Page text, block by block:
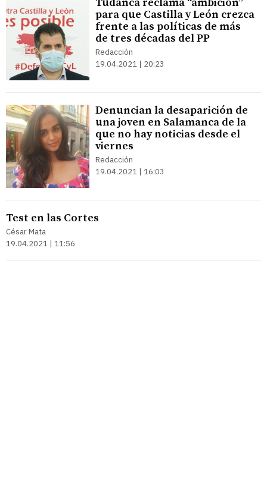
para que Castilla y León crezca
frente a las políticas de más
de tres décadas del PP
Redacción
19.04.2021 | 20:23
Denuncian la desaparición de
una joven en Salamanca de la
que no hay noticias desde el
viernes
Redacción
19.04.2021 | 16:03
Test en las Cortes
César Mata
19.04.2021 | 11:56